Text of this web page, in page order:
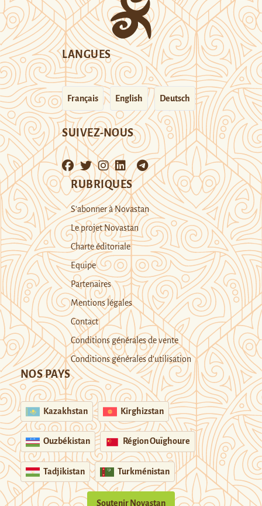
LANGUES
Français English Deutsch
SUIVEZ-NOUS
RUBRIQUES
S’abonner à Novastan
Le projet Novastan
Charte éditoriale
Equipe
Partenaires
Mentions légales
Contact
Conditions générales de vente
Conditions générales d’utilisation
NOS PAYS
Kazakhstan Kirghizstan
Ouzbékistan Région Ouïghoure
Tadjikistan Turkménistan
Soutenir Novastan